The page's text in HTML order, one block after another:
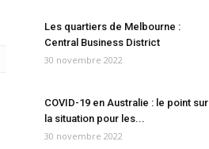
Les quartiers de Melbourne :
Central Business District
30 novembre 2022
COVID-19 en Australie : le point sur
la situation pour les...
30 novembre 2022